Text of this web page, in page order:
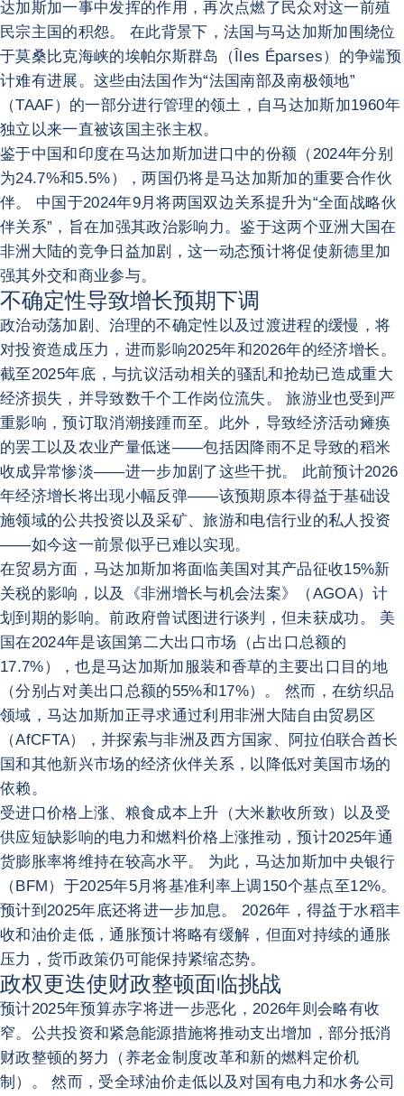
达加斯加一事中发挥的作用，再次点燃了民众对这一前殖
民宗主国的积怨。 在此背景下，法国与马达加斯加围绕位
于莫桑比克海峡的埃帕尔斯群岛（Îles Éparses）的争端预
计难有进展。这些由法国作为“法国南部及南极领地”
（TAAF）的一部分进行管理的领土，自马达加斯加1960年
独立以来一直被该国主张主权。
鉴于中国和印度在马达加斯加进口中的份额（2024年分别
为24.7%和5.5%），两国仍将是马达加斯加的重要合作伙
伴。 中国于2024年9月将两国双边关系提升为“全面战略伙
伴关系”，旨在加强其政治影响力。鉴于这两个亚洲大国在
非洲大陆的竞争日益加剧，这一动态预计将促使新德里加
强其外交和商业参与。
不确定性导致增长预期下调
政治动荡加剧、治理的不确定性以及过渡进程的缓慢，将
对投资造成压力，进而影响2025年和2026年的经济增长。
截至2025年底，与抗议活动相关的骚乱和抢劫已造成重大
经济损失，并导致数千个工作岗位流失。 旅游业也受到严
重影响，预订取消潮接踵而至。此外，导致经济活动瘫痪
的罢工以及农业产量低迷——包括因降雨不足导致的稻米
收成异常惨淡——进一步加剧了这些干扰。 此前预计2026
年经济增长将出现小幅反弹——该预期原本得益于基础设
施领域的公共投资以及采矿、旅游和电信行业的私人投资
——如今这一前景似乎已难以实现。
在贸易方面，马达加斯加将面临美国对其产品征收15%新
关税的影响，以及《非洲增长与机会法案》（AGOA）计
划到期的影响。前政府曾试图进行谈判，但未获成功。 美
国在2024年是该国第二大出口市场（占出口总额的
17.7%），也是马达加斯加服装和香草的主要出口目的地
（分别占对美出口总额的55%和17%）。 然而，在纺织品
领域，马达加斯加正寻求通过利用非洲大陆自由贸易区
（AfCFTA），并探索与非洲及西方国家、阿拉伯联合酋长
国和其他新兴市场的经济伙伴关系，以降低对美国市场的
依赖。
受进口价格上涨、粮食成本上升（大米歉收所致）以及受
供应短缺影响的电力和燃料价格上涨推动，预计2025年通
货膨胀率将维持在较高水平。 为此，马达加斯加中央银行
（BFM）于2025年5月将基准利率上调150个基点至12%。
预计到2025年底还将进一步加息。 2026年，得益于水稻丰
收和油价走低，通胀预计将略有缓解，但面对持续的通胀
压力，货币政策仍可能保持紧缩态势。
政权更迭使财政整顿面临挑战
预计2025年预算赤字将进一步恶化，2026年则会略有收
窄。公共投资和紧急能源措施将推动支出增加，部分抵消
财政整顿的努力（养老金制度改革和新的燃料定价机
制）。 然而，受全球油价走低以及对国有电力和水务公司